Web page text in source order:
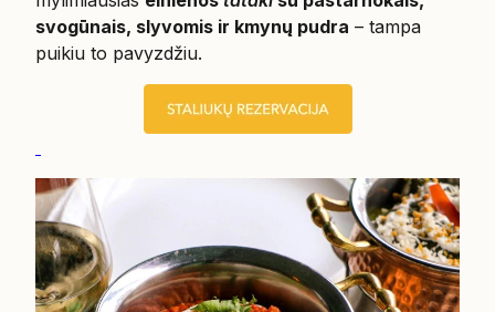
svogūnais, slyvomis ir kmynų pudra – tampa
puikiu to pavyzdžiu.